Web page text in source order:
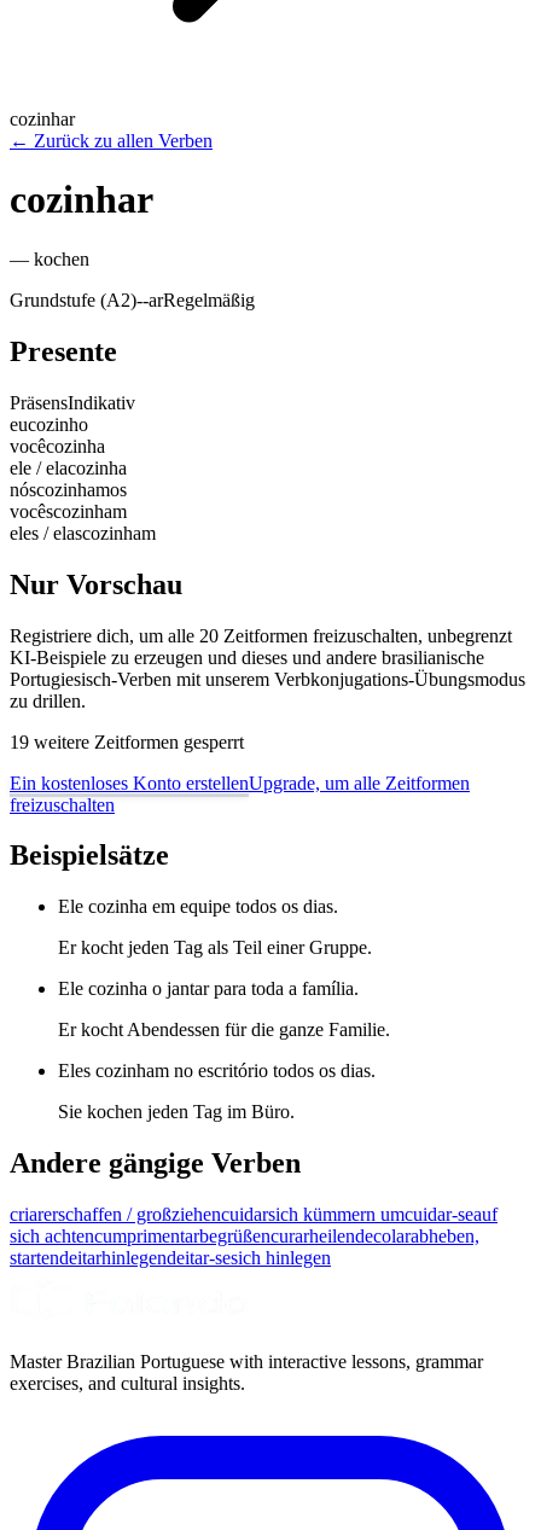
cozinhar
← Zurück zu allen Verben
cozinhar
— kochen
Grundstufe (A2)--arRegelmäßig
Presente
PräsensIndikativ
eucozinho
vocêcozinha
ele / elacozinha
nóscozinhamos
vocêscozinham
eles / elascozinham
Nur Vorschau
Registriere dich, um alle 20 Zeitformen freizuschalten, unbegrenzt
KI-Beispiele zu erzeugen und dieses und andere brasilianische
Portugiesisch-Verben mit unserem Verbkonjugations-Übungsmodus
zu drillen.
19 weitere Zeitformen gesperrt
Ein kostenloses Konto erstellenUpgrade, um alle Zeitformen
freizuschalten
Beispielsätze
Ele cozinha em equipe todos os dias.
Er kocht jeden Tag als Teil einer Gruppe.
Ele cozinha o jantar para toda a família.
Er kocht Abendessen für die ganze Familie.
Eles cozinham no escritório todos os dias.
Sie kochen jeden Tag im Büro.
Andere gängige Verben
criarerschaffen / großziehencuidarsich kümmern umcuidar-seauf
sich achtencumprimentarbegrüßencurarheilendecolarabheben,
startendeitarhinlegendeitar-sesich hinlegen
Master Brazilian Portuguese with interactive lessons, grammar
exercises, and cultural insights.